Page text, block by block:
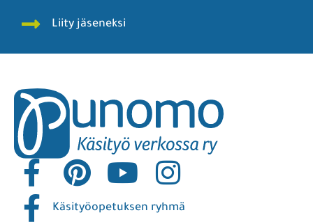
Liity jäseneksi
Käsityöopetuksen ryhmä